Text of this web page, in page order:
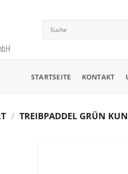
STARTSEITE KONTAKT
/ TREIBPADDEL GRÜN